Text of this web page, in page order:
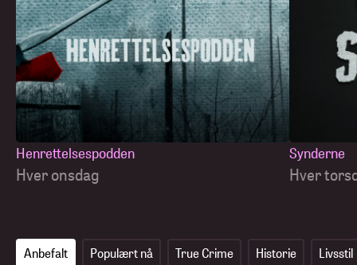
Henrettelsespodden
Hver onsdag
Synderne
Hver
Anbefalt Populært nå True Crime Historie Livsstil